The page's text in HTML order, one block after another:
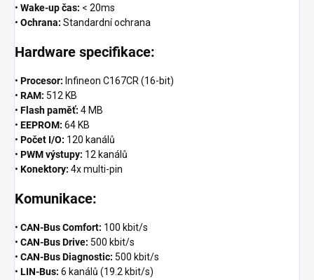
• Wake-up čas: < 20ms
• Ochrana: Standardní ochrana
Hardware specifikace:
• Procesor: Infineon C167CR (16-bit)
• RAM: 512 KB
• Flash paměť: 4 MB
• EEPROM: 64 KB
• Počet I/O: 120 kanálů
• PWM výstupy: 12 kanálů
• Konektory: 4x multi-pin
Komunikace:
• CAN-Bus Comfort: 100 kbit/s
• CAN-Bus Drive: 500 kbit/s
• CAN-Bus Diagnostic: 500 kbit/s
• LIN-Bus: 6 kanálů (19.2 kbit/s)